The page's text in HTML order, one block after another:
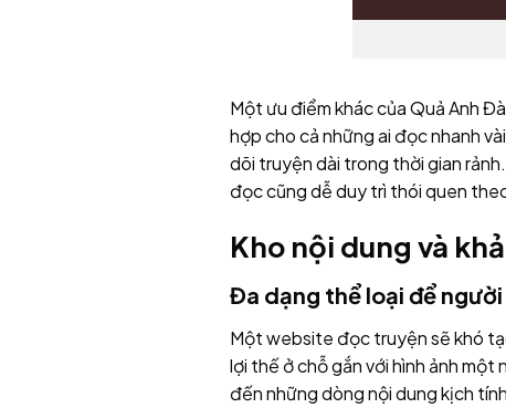
Một ưu điểm khác của Quả Anh
hợp cho cả những ai đọc nhanh
dõi truyện dài trong thời gian
đọc cũng dễ duy trì thói quen
Kho nội dung và
Đa dạng thể loại để
Một website đọc truyện sẽ khó
lợi thế ở chỗ gắn với hình ảnh
đến những dòng nội dung kịch